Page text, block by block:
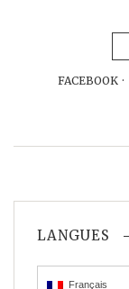
FACEBOOK
LANGUES
Français